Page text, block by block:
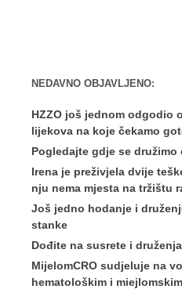
NEDAVNO OBJAVLJENO:
HZZO još jednom odgodio
lijekova na koje čekamo
Pogledajte gdje se
Irena je preživjela dvije
nju nema mjesta na tržištu
Još jedno hodanje i
stanke
Dođite na susrete i
MijelomCRO sudjeluje na
hematološkim i